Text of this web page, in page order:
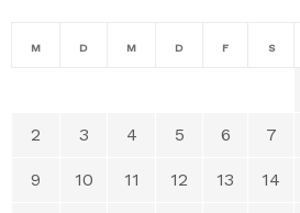
M D M D F S
2 3 4 5 6 7
9 10 11 12 13 14